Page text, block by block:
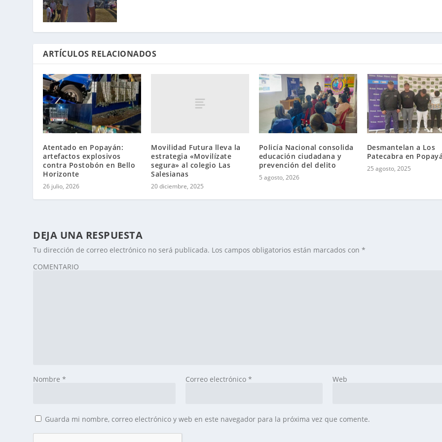
ARTÍCULOS RELACIONADOS
Atentado en Popayán:
artefactos explosivos
contra Postobón en Bello
Horizonte
26 julio, 2026
Movilidad Futura lleva la
estrategia «Movilízate
segura» al colegio Las
Salesianas
20 diciembre, 2025
Policía Nacional consolida
educación ciudadana y
prevención del delito
5 agosto, 2026
Desmantelan a Los
Patecabra en
25 agosto, 2025
DEJA UNA RESPUESTA
Tu dirección de correo electrónico no será publicada. Los campos obligatorios están marcados con*
COMENTARIO
Nombre* Correo electrónico * Web
Guarda mi nombre, correo electrónico y web en este navegador para la próxima vez que comente.